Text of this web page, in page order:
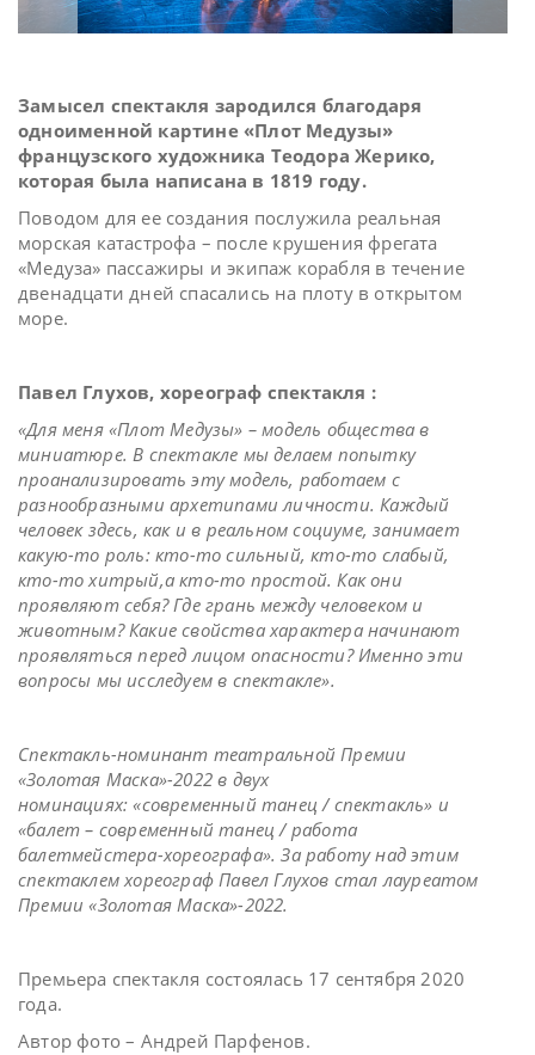
Замысел спектакля зародился благодаря
одноименной картине «Плот Медузы»
французского художника Теодора Жерико,
которая была написана в 1819 году.
Поводом для ее создания послужила реальная
морская катастрофа – после крушения фрегата
«Медуза» пассажиры и экипаж корабля в течение
двенадцати дней спасались на плоту в открытом
море.
Павел Глухов, хореограф спектакля :
«Для меня «Плот Медузы» – модель общества в
миниатюре. В спектакле мы делаем попытку
проанализировать эту модель, работаем с
разнообразными архетипами личности. Каждый
человек здесь, как и в реальном социуме, занимает
какую-то роль: кто-то сильный, кто-то слабый,
кто-то хитрый,а кто-то простой. Как они
проявляют себя? Где грань между человеком и
животным? Какие свойства характера начинают
проявляться перед лицом опасности? Именно эти
вопросы мы исследуем в спектакле».
Спектакль-номинант театральной Премии
«Золотая Маска»-2022 в двух
номинациях: «современный танец / спектакль» и
«балет – современный танец / работа
балетмейстера-хореографа». За работу над этим
спектаклем хореограф Павел Глухов стал лауреатом
Премии «Золотая Маска»-2022.
Премьера спектакля состоялась 17 сентября 2020
года.
Автор фото – Андрей Парфенов.